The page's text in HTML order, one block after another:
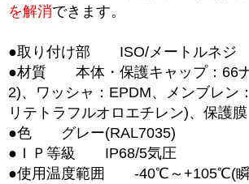
を解消できます。
●取り付け部 ISO/メートルネジ
●材質 本体・保護キャップ：66
2)、ワッシャ：EPDM、メンブレン
リテトラフルオロエチレン)、保護
●色 グレー(RAL7035)
●ＩＰ等級 IP68/5気圧
●使用温度範囲 -40℃～+105℃(瞬